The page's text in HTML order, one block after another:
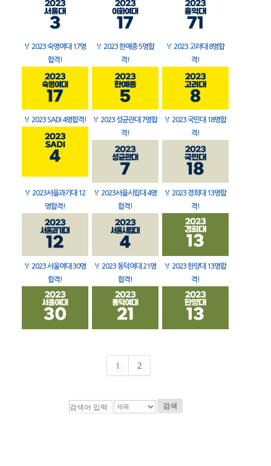
🏅 2023 숙명여대 17명
합격!
🏅 2023 한예종 5명합
격!
🏅 2023 고려대 8명합
격!
🏅 2023 SADI 4명합격! 🏅 2023 성균관대 7명합
격!
🏅 2023 국민대 18명합
격!
🏅 2023서울과기대 12
명합격!
🏅 2023서울시립대 4명
합격!
🏅 2023 경희대 13명합
격!
🏅 2023 서울여대 30명
합격!
🏅 2023 동덕여대 21명
합격!
🏅 2023 한양대 13명합
격!
1 2
검색